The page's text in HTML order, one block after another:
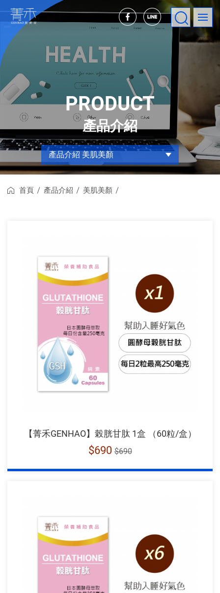
菁
禾
官
網
網
站
選
PRODUCT
產品介紹
產品介紹 美肌美顏
首頁 產品介紹 美肌美顏
【菁禾GENHAO】榖胱甘肽 1盒 （60粒/盒）
$690 $690